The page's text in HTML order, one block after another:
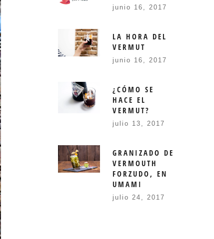
junio 16, 2017
LA HORA DEL
VERMUT
junio 16, 2017
¿CÓMO SE
HACE EL
VERMUT?
julio 13, 2017
GRANIZADO DE
VERMOUTH
FORZUDO, EN
UMAMI
julio 24, 2017